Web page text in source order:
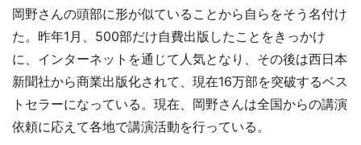
岡野さんの頭部に形が似ていることから自らをそう名付け
た。昨年1月、500部だけ自費出版したことをきっかけ
に、インターネットを通じて人気となり、その後は西日本
新聞社から商業出版化されて、現在16万部を突破するベス
トセラーになっている。現在、岡野さんは全国からの講演
依頼に応えて各地で講演活動を行っている。